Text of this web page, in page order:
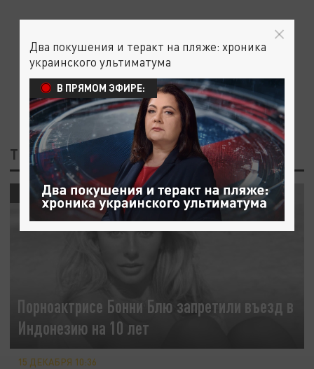
ТЕГ: ЗАПРЕТИЛИ ВЪЕЗД
Порноактрисе Бонни Блю запретили въезд в
Индонезию на 10 лет
ПРОИСШЕСТВИЯ
15 ДЕКАБРЯ 10:36
Два покушения и теракт на пляже: хроника
украинского ультиматума
В ПРЯМОМ ЭФИРЕ: